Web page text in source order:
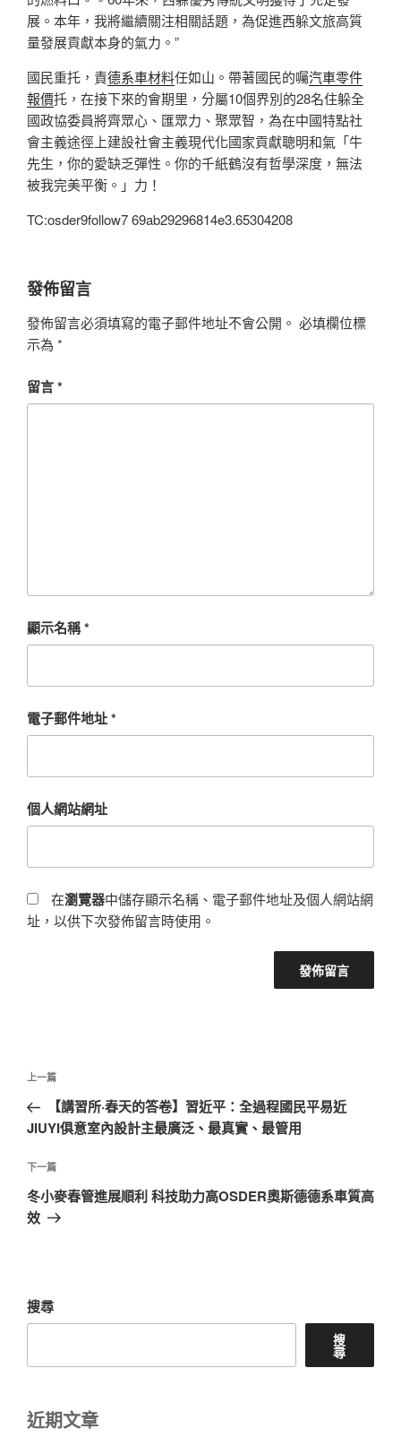
展。本年，我將繼續關注相關話題，為促進西躲文旅高質
量發展貢獻本身的氣力。”
國民重托，責德系車材料任如山。帶著國民的囑汽車零件
報價托，在接下來的會期里，分屬10個界別的28名住躲全
國政協委員將齊眾心、匯眾力、聚眾智，為在中國特點社
會主義途徑上建設社會主義現代化國家貢獻聰明和氣「牛
先生，你的愛缺乏彈性。你的千紙鶴沒有哲學深度，無法
被我完美平衡。」力！
TC:osder9follow7 69ab29296814e3.65304208
發佈留言
發佈留言必須填寫的電子郵件地址不會公開。 必填欄位標
示為 *
留言*
顯示名稱*
電子郵件地址*
個人網站網址
在瀏覽器中儲存顯示名稱、電子郵件地址及個人網站網
址，以供下次發佈留言時使用。
文
導
上
一
篇
章
上一篇
【講習所·春天的答卷】習近平：全過程國民平易近
JIUYI俱意室內設計主最廣泛、最真實、最管用
下
一
篇
下一篇
冬小麥春管進展順利 科技助力高OSDER奧斯德德系車質高
效
搜尋
搜
尋
近期文章